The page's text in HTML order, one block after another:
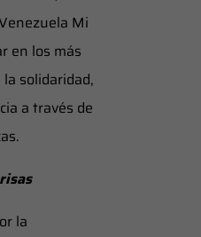
Mi
en los más
solidaridad,
a través de
la